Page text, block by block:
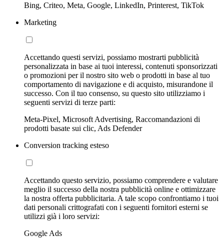
Bing, Criteo, Meta, Google, LinkedIn, Printerest, TikTok
Marketing
Accettando questi servizi, possiamo mostrarti pubblicità
personalizzata in base ai tuoi interessi, contenuti sponsorizzati
o promozioni per il nostro sito web o prodotti in base al tuo
comportamento di navigazione e di acquisto, misurandone il
successo. Con il tuo consenso, su questo sito utilizziamo i
seguenti servizi di terze parti:
Meta-Pixel, Microsoft Advertising, Raccomandazioni di
prodotti basate sui clic, Ads Defender
Conversion tracking esteso
Accettando questo servizio, possiamo comprendere e valutare
meglio il successo della nostra pubblicità online e ottimizzare
la nostra offerta pubblicitaria. A tale scopo confrontiamo i tuoi
dati personali crittografati con i seguenti fornitori esterni se
utilizzi già i loro servizi:
Google Ads